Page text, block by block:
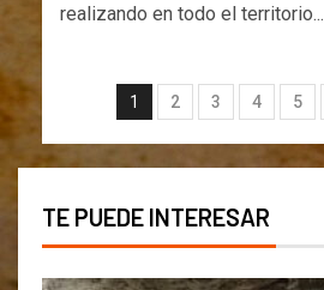
realizando en todo el territorio...
1 2 3 4 5
TE PUEDE INTERESAR